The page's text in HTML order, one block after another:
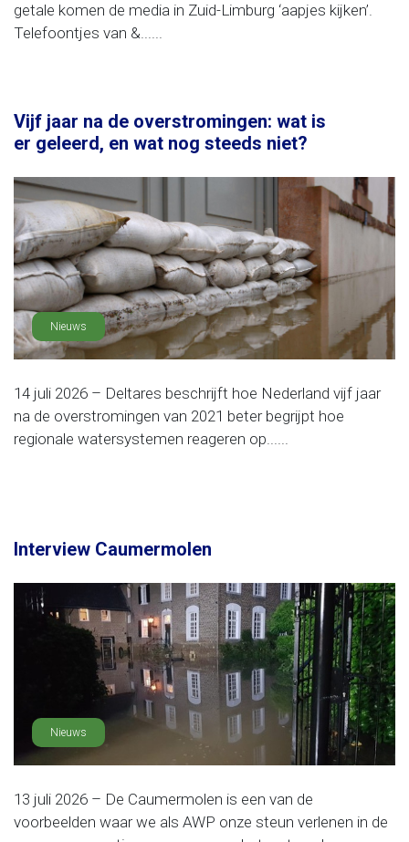
getale komen de media in Zuid-Limburg ‘aapjes kijken’.
Telefoontjes van &......
Vijf jaar na de overstromingen: wat is
er geleerd, en wat nog steeds niet?
Nieuws
14 juli 2026 – Deltares beschrijft hoe Nederland vijf jaar
na de overstromingen van 2021 beter begrijpt hoe
regionale watersystemen reageren op......
Interview Caumermolen
Nieuws
13 juli 2026 – De Caumermolen is een van de
voorbeelden waar we als AWP onze steun verlenen in de